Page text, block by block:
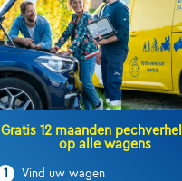
Gratis 12 maanden
op alle wagens
1 Vind uw wagen